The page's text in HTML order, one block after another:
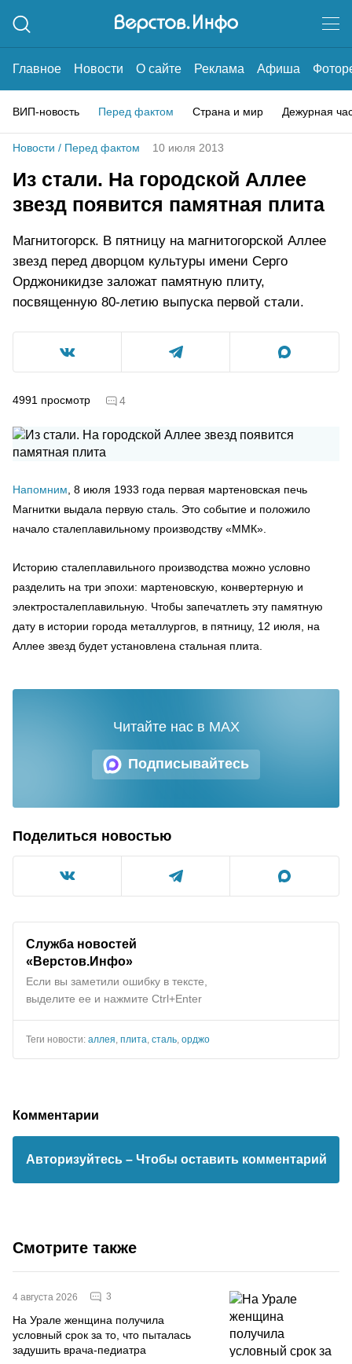
Главное Новости О сайте Реклама Афиша
ВИП-новость Перед фактом Страна и мир Дежурная
Новости / Перед фактом 10 июля 2013
Из стали. На городской Аллее
звезд появится памятная плита
Магнитогорск. В пятницу на магнитогорской Аллее
звезд перед дворцом культуры имени Серго
Орджоникидзе заложат памятную плиту,
посвященную 80-летию выпуска первой стали.
4991 просмотр 4
Напомним , 8 июля 1933 года первая мартеновская печь
Магнитки выдала первую сталь. Это событие и положило
начало сталеплавильному производству «ММК».
Историю сталеплавильного производства можно условно
разделить на три эпохи: мартеновскую, конвертерную и
электросталеплавильную. Чтобы запечатлеть эту памятную
дату в истории города металлургов, в пятницу, 12 июля, на
Аллее звезд будет установлена стальная плита.
Подписывайтесь
Читайте нас в MAX
Поделиться новостью
Служба новостей
«Верстов.Инфо»
Если вы заметили ошибку в тексте,
выделите ее и нажмите Ctrl+Enter
Теги новости: аллея плита сталь орджо
Комментарии
Авторизуйтесь – Чтобы оставить комментарий
Смотрите также
4 августа 2026 3
На Урале женщина получила
условный срок за то, что пыталась
задушить врача-педиатра